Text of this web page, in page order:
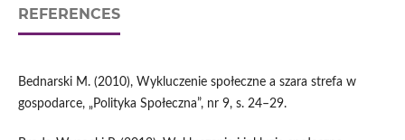
REFERENCES
Bednarski M. (2010), Wykluczenie społeczne a szara strefa w
gospodarce, „Polityka Społeczna”, nr 9, s. 24–29.